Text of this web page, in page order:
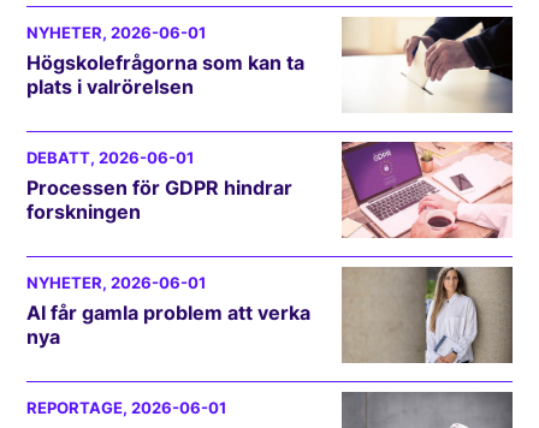
NYHETER, 2026-06-01
Högskolefrågorna som kan ta
plats i valrörelsen
DEBATT, 2026-06-01
Processen för GDPR hindrar
forskningen
NYHETER, 2026-06-01
AI får gamla problem att verka
nya
REPORTAGE, 2026-06-01